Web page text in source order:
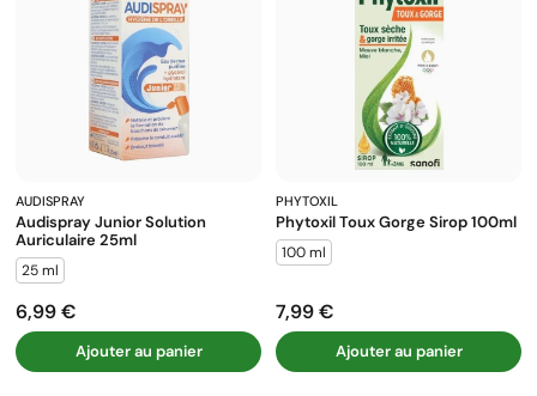
AUDISPRAY
Audispray Junior Solution
Auriculaire 25ml
25 ml
Prix
6,99 €
Ajouter au panier
PHYTOXIL
Phytoxil Toux Gorge Sirop 100ml
100 ml
Prix
7,99 €
Ajouter au panier